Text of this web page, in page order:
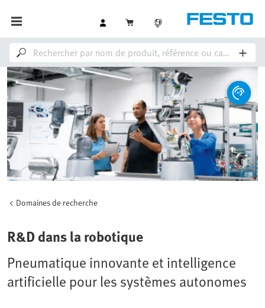
Domaines de recherche
R&D dans la robotique
Pneumatique innovante et intelligence
artificielle pour les systèmes autonomes